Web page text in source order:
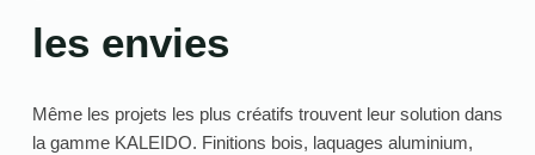
les envies
Même les projets les plus créatifs trouvent leur solution dans
la gamme KALEIDO. Finitions bois, laquages aluminium,